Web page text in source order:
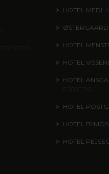
HOTEL MEDI
HOTEL
HOTEL
HOTEL
HOTEL
HOTEL
HOTEL